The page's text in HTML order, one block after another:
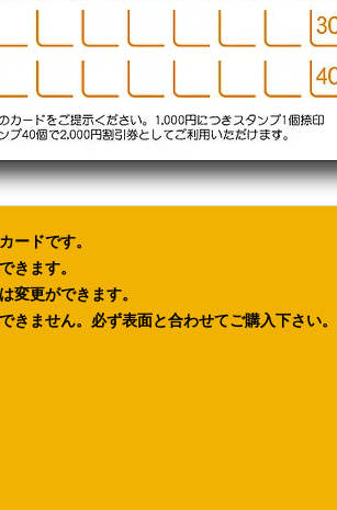
ードです。
きます。
変更ができます。
きません。必ず表面と合わせてご購入下さい。